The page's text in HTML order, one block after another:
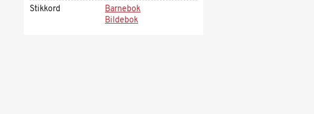
Stikkord
Barnebok
Bildebok